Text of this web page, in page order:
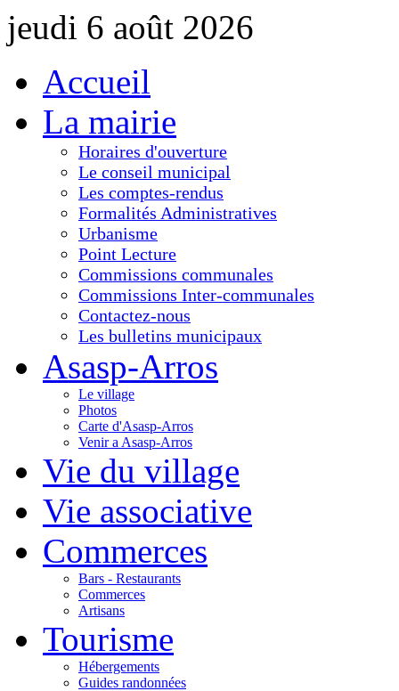
jeudi 6 août 2026
Accueil
La mairie
Horaires d'ouverture
Le conseil municipal
Les comptes-rendus
Formalités Administratives
Urbanisme
Point Lecture
Commissions communales
Commissions Inter-communales
Contactez-nous
Les bulletins municipaux
Asasp-Arros
Le village
Photos
Carte d'Asasp-Arros
Venir a Asasp-Arros
Vie du village
Vie associative
Commerces
Bars - Restaurants
Commerces
Artisans
Tourisme
Hébergements
Guides randonnées